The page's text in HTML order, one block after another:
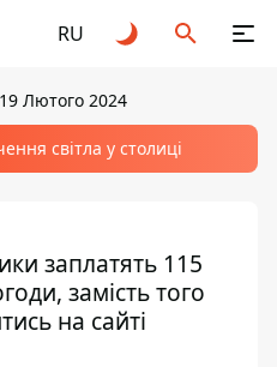
RU
Лютого 2024
світла у столиці
заплатять 115
замість того
на сайті